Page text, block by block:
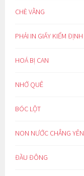
CHÈ VẰNG
PHẢI IN GIẤY KIỂM ĐỊNH
HOÁ BỊ CAN
NHỚ QUÊ
BÓC LỘT
NON NƯỚC CHẲNG YÊN
ĐẦU ĐÔNG